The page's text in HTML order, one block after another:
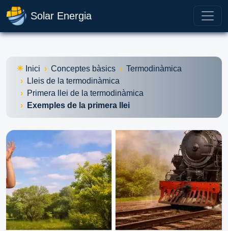
Solar Energia
Inici Conceptes bàsics
Termodinàmica
Lleis de la termodinàmica
Primera llei de la termodinàmica
Exemples de la primera llei